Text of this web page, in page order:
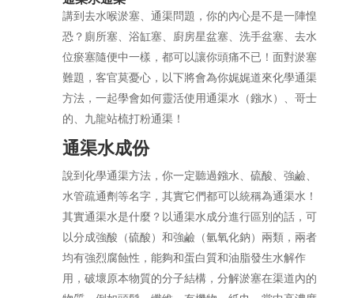
講到去水喉淤塞、通渠問題，你的內心是不是一陣惶
恐？廁所塞、浴缸塞、廚房星盆塞、洗手盆塞、去水
位瘀塞隨便中一樣，都可以讓你頭痛不已！面對淤塞
難題，客官莫憂心，以下將會為你娓娓道來化學通渠
方法，一起學會如何靈活使用通渠水（鏹水）、哥士
的、九龍站梳打粉通渠！
通渠水成份
說到化學通渠方法，你一定聽過鏹水、硫酸、強鹼、
水管疏通劑等名字，其實它們都可以統稱為通渠水！
其實通渠水是什麼？以通渠水成分進行區別的話，可
以分成強酸（硫酸）和強鹼（氫氧化鈉）兩類，兩者
均有強烈腐蝕性，能夠和蛋白質和油脂發生水解作
用，破壞原本物質的分子結構，分解淤塞在渠道內的